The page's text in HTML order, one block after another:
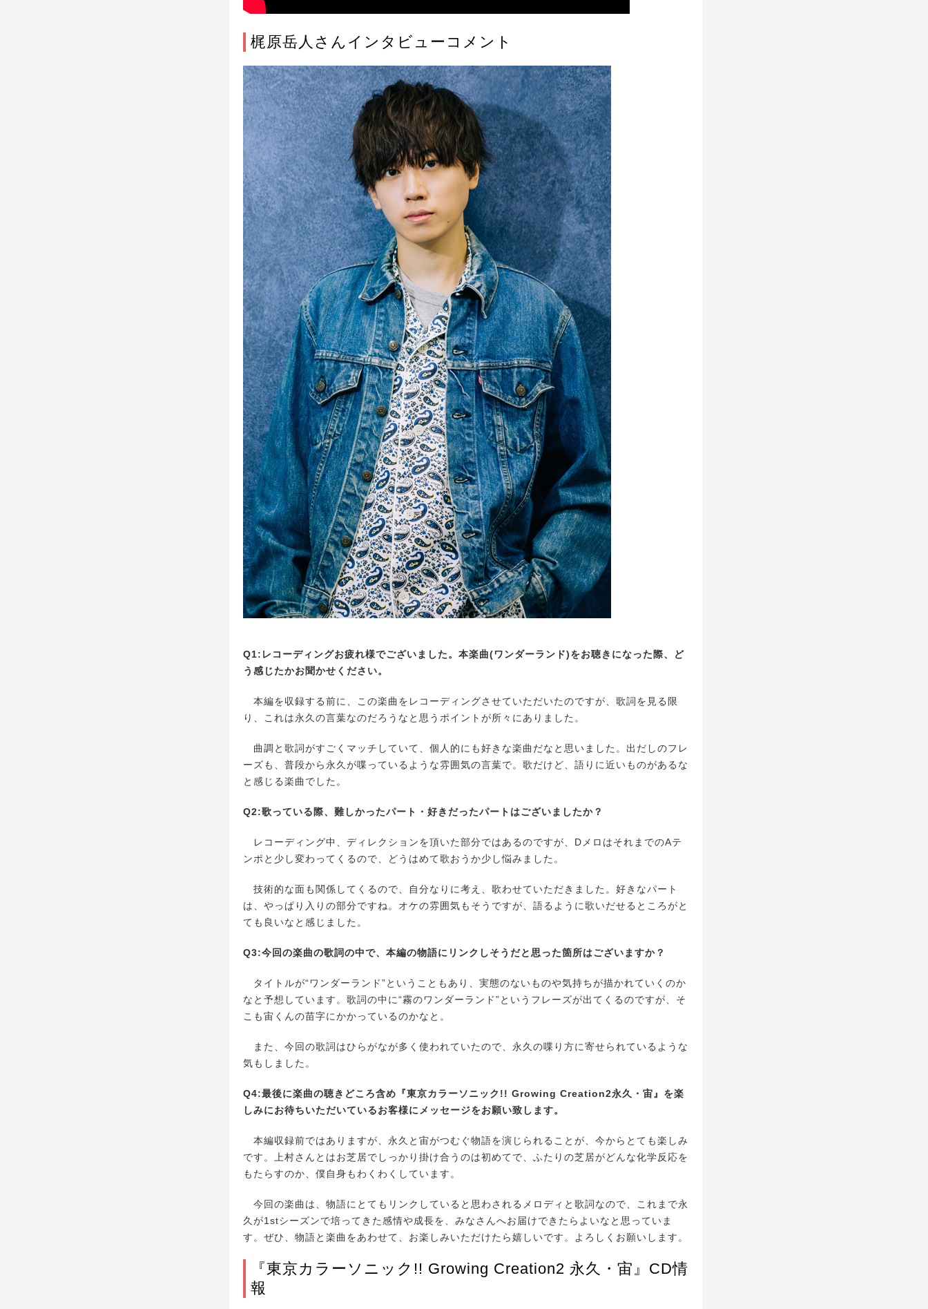
梶原岳人さんインタビューコメント
Q1:レコーディングお疲れ様でございました。本楽曲(ワンダーランド)をお聴きになった際、ど
う感じたかお聞かせください。
本編を収録する前に、この楽曲をレコーディングさせていただいたのですが、歌詞を見る限
り、これは永久の言葉なのだろうなと思うポイントが所々にありました。
曲調と歌詞がすごくマッチしていて、個人的にも好きな楽曲だなと思いました。出だしのフレ
ーズも、普段から永久が喋っているような雰囲気の言葉で。歌だけど、語りに近いものがあるな
と感じる楽曲でした。
Q2:歌っている際、難しかったパート・好きだったパートはございましたか？
レコーディング中、ディレクションを頂いた部分ではあるのですが、DメロはそれまでのAテ
ンポと少し変わってくるので、どうはめて歌おうか少し悩みました。
技術的な面も関係してくるので、自分なりに考え、歌わせていただきました。好きなパート
は、やっぱり入りの部分ですね。オケの雰囲気もそうですが、語るように歌いだせるところがと
ても良いなと感じました。
Q3:今回の楽曲の歌詞の中で、本編の物語にリンクしそうだと思った箇所はございますか？
タイトルが“ワンダーランド”ということもあり、実態のないものや気持ちが描かれていくのか
なと予想しています。歌詞の中に“霧のワンダーランド”というフレーズが出てくるのですが、そ
こも宙くんの苗字にかかっているのかなと。
また、今回の歌詞はひらがなが多く使われていたので、永久の喋り方に寄せられているような
気もしました。
Q4:最後に楽曲の聴きどころ含め『東京カラーソニック!! Growing Creation2永久・宙』を楽
しみにお待ちいただいているお客様にメッセージをお願い致します。
本編収録前ではありますが、永久と宙がつむぐ物語を演じられることが、今からとても楽しみ
です。上村さんとはお芝居でしっかり掛け合うのは初めてで、ふたりの芝居がどんな化学反応を
もたらすのか、僕自身もわくわくしています。
今回の楽曲は、物語にとてもリンクしていると思わされるメロディと歌詞なので、これまで永
久が1stシーズンで培ってきた感情や成長を、みなさんへお届けできたらよいなと思っていま
す。ぜひ、物語と楽曲をあわせて、お楽しみいただけたら嬉しいです。よろしくお願いします。
『東京カラーソニック!! Growing Creation2 永久・宙』CD情
報